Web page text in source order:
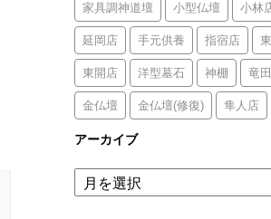
家具調神道壇 小型仏壇 小林
延岡店 手元供養 指宿店
東開店 洋型墓石 神棚 竜
金仏壇 金仏壇(修復) 隼人店
アーカイブ
ア
ー